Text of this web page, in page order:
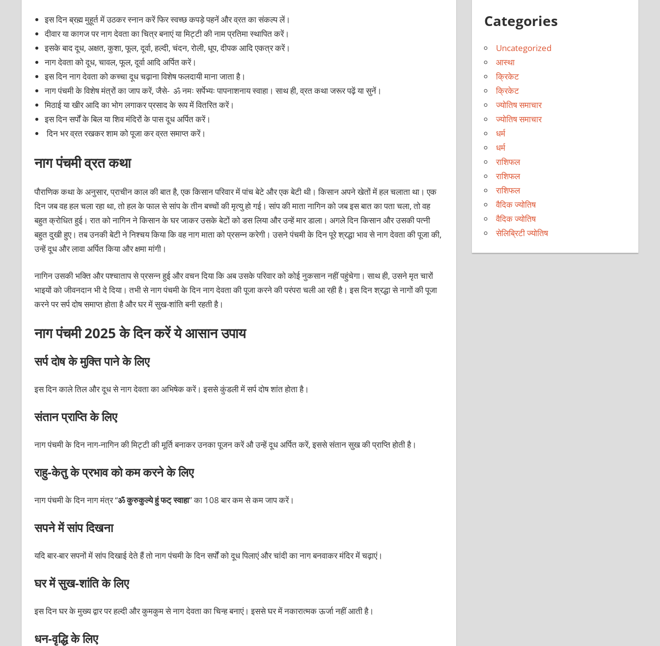
इस दिन ब्रह्म मुहूर्त में उठकर स्नान करें फिर स्वच्छ कपड़े पहनें और व्रत का संकल्प लें।
दीवार या कागज पर नाग देवता का चित्र बनाएं या मिट्टी की नाम प्रतिमा स्थापित करें।
इसके बाद दूध, अक्षत, कुशा, फूल, दूर्वा, हल्दी, चंदन, रोली, धूप, दीपक आदि एकत्र करें।
नाग देवता को दूध, चावल, फूल, दूर्वा आदि अर्पित करें।
इस दिन नाग देवता को कच्चा दूध चढ़ाना विशेष फलदायी माना जाता है।
नाग पंचमी के विशेष मंत्रों का जाप करें, जैसे- ॐ नमः सर्पेभ्यः पापनाशनाय स्वाहा। साथ ही, व्रत कथा जरूर पढ़ें या सुनें।
मिठाई या खीर आदि का भोग लगाकर प्रसाद के रूप में वितरित करें।
इस दिन सर्पों के बिल या शिव मंदिरों के पास दूध अर्पित करें।
दिन भर व्रत रखकर शाम को पूजा कर व्रत समाप्त करें।
नाग पंचमी व्रत कथा
पौराणिक कथा के अनुसार, प्राचीन काल की बात है, एक किसान परिवार में पांच बेटे और एक बेटी थी। किसान अपने खेतों में हल चलाता था। एक
दिन जब वह हल चला रहा था, तो हल के फाल से सांप के तीन बच्चों की मृत्यु हो गई। सांप की माता नागिन को जब इस बात का पता चला, तो वह
बहुत क्रोधित हुई। रात को नागिन ने किसान के घर जाकर उसके बेटों को डस लिया और उन्हें मार डाला। अगले दिन किसान और उसकी पत्नी
बहुत दुखी हुए। तब उनकी बेटी ने निश्चय किया कि वह नाग माता को प्रसन्न करेगी। उसने पंचमी के दिन पूरे श्रद्धा भाव से नाग देवता की पूजा की,
उन्हें दूध और लावा अर्पित किया और क्षमा मांगी।
नागिन उसकी भक्ति और पश्चाताप से प्रसन्न हुई और वचन दिया कि अब उसके परिवार को कोई नुकसान नहीं पहुंचेगा। साथ ही, उसने मृत चारों
भाइयों को जीवनदान भी दे दिया। तभी से नाग पंचमी के दिन नाग देवता की पूजा करने की परंपरा चली आ रही है। इस दिन श्रद्धा से नागों की पूजा
करने पर सर्प दोष समाप्त होता है और घर में सुख-शांति बनी रहती है।
नाग पंचमी2025के दिन करें ये आसान उपाय
सर्प दोष के मुक्ति पाने के लिए
इस दिन काले तिल और दूध से नाग देवता का अभिषेक करें। इससे कुंडली में सर्प दोष शांत होता है।
संतान प्राप्ति के लिए
नाग पंचमी के दिन नाग-नागिन की मिट्टी की मूर्ति बनाकर उनका पूजन करें औ उन्हें दूध अर्पित करें, इससे संतान सुख की प्राप्ति होती है।
राहु-केतु के प्रभाव को कम करने के लिए
नाग पंचमी के दिन नाग मंत्र “ॐ कुरुकुल्ये हुं फट् स्वाहा” का 108 बार कम से कम जाप करें।
सपने में सांप दिखना
यदि बार-बार सपनों में सांप दिखाई देते हैं तो नाग पंचमी के दिन सर्पों को दूध पिलाएं और चांदी का नाग बनवाकर मंदिर में चढ़ाएं।
घर में सुख-शांति के लिए
इस दिन घर के मुख्य द्वार पर हल्दी और कुमकुम से नाग देवता का चिन्ह बनाएं। इससे घर में नकारात्मक ऊर्जा नहीं आती है।
धन-वृद्धि के लिए
Categories
Uncategorized
आस्था
क्रिकेट
क्रिकेट
ज्योतिष समाचार
ज्योतिष समाचार
धर्म
धर्म
राशिफल
राशिफल
राशिफल
वैदिक ज्योतिष
वैदिक ज्योतिष
सेलिब्रिटी ज्योतिष